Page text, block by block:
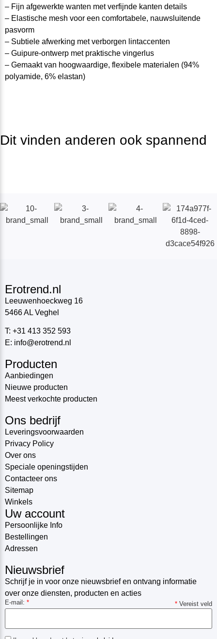
– Fijn afgewerkte wanten metverfijnde kanten details
– Elastische mesh voor een comfortabe le, nauwsluitende
pasvorm
– Subtiele afwerking met verborgen lintaccenten
– Guipure-ontwerp met praktische vingerlus
– Gemaakt van hoogwaardige, flexibele materialen (94%
polyamide, 6% elastan)
Dit vinden anderen ook spannend
Erotrend.nl
Leeuwenhoeckweg 16
5466 AL Veghel
T: +31 413 352 593
E: info@erotrend.nl
Producten
Aanbiedingen
Nieuwe producten
Meest verkochte producten
Ons bedrijf
Leveringsvoorwaarden
Privacy Policy
Over ons
Speciale openingstijden
Contacteer ons
Sitemap
Winkels
Uw account
Persoonlijke Info
Bestellingen
Adressen
Nieuwsbrief
Schrijf je in voor onze nieuwsbrief en ontvang informatie
over onze diensten, producten en acties
* Vereist veld
E-mail: *